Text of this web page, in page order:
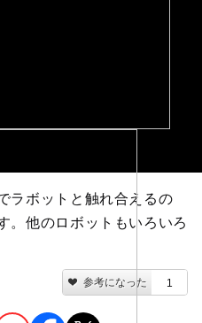
ラボットと触れ合えるの
。他のロボットもいろいろ
参考になった 1